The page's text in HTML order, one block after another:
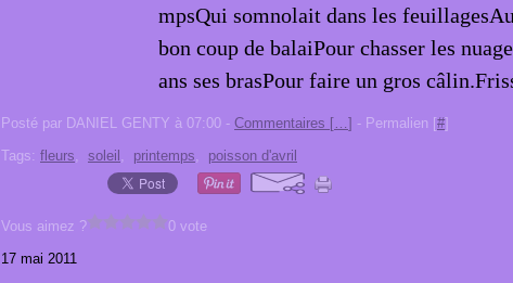
mpsQui somnolait dans les
bon coup de balaiPour chasser les
ans ses brasPour faire un gros
Posté par DANIEL GENTY à 07:00 - Commentaires […] - Permalien [#]
Tags: fleurs, soleil , printemps, poisson d'avril
Vous aimez ?
0 vote
17 mai 2011